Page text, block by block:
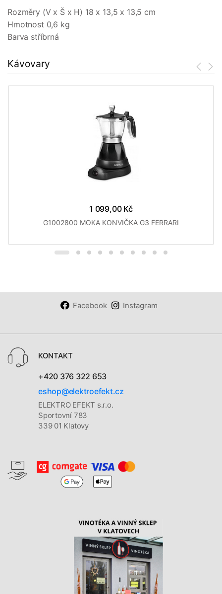
Rozměry (V x Š x H) 18 x 13,5 x 13,5 cm
Hmotnost 0,6 kg
Barva stříbrná
Kávovary
1 099,00 Kč
G1002800 MOKA KONVIČKA G3 FERRARI
Facebook Instagram
KONTAKT
+420 376 322 653
eshop@elektroefekt.cz
ELEKTRO EFEKT s.r.o.
Sportovní 783
339 01 Klatovy